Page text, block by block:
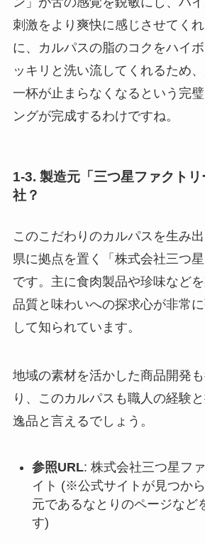
刺激をより爽快に感じさせてく
に、カルパスの脂のコクをハイ
ッキリと洗い流してくれるため
一杯が止まらなくなるという完
ングが完成するわけですね。
1-3. 製造元「三つ星ファクト
社？
このこだわりのカルパスを生み
県に拠点を置く「株式会社三つ星
です。主に食肉製品や珍味などを
品質と味わいへの探求心が非常
して知られています。
地域の素材を活かした商品開発
り、このカルパスも職人の経験
逸品と言えるでしょう。
参照URL: 株式会社三つ星フ
イト (※公式サイトが見つか
元であるなとりのページなど
す)